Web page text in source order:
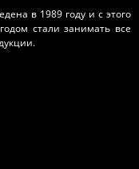
в 1989 году и с этого
стали занимать все